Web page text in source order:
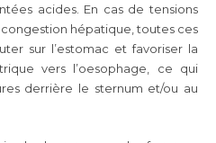
acides. En cas de tensions
congestion hépatique , toutes ces
sur l’estomac et favoriser la
vers l’oesophage, ce qui
derrière le sternum et/ou au